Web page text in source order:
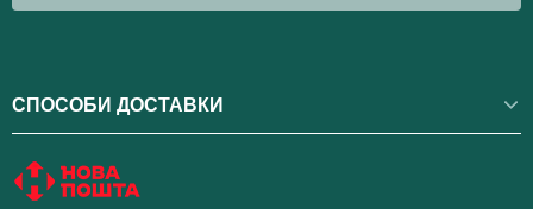
СПОСОБИ ДОСТАВКИ